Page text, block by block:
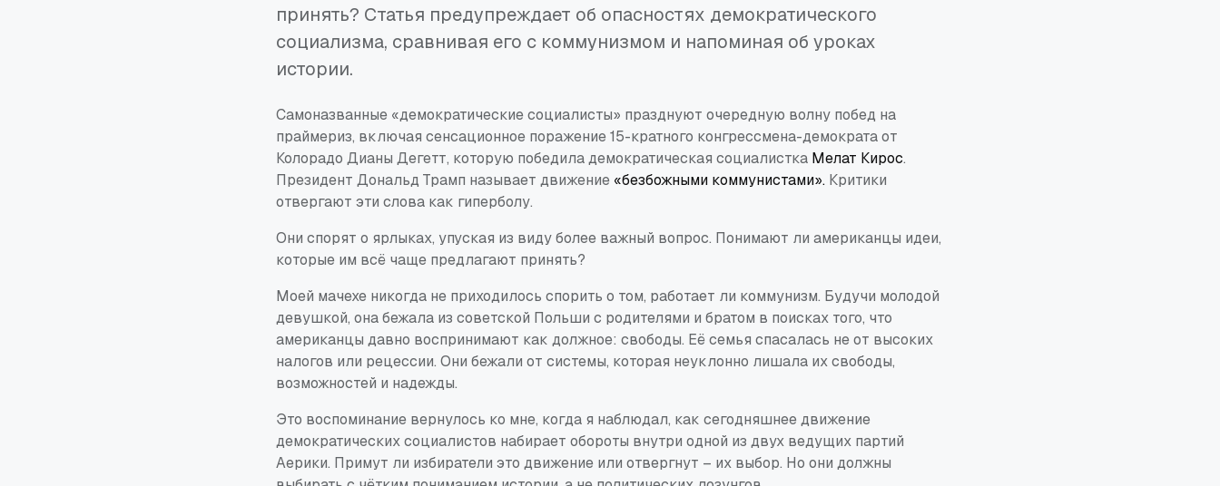
принять? Статья предупреждает об опасностях демократического
социализма, сравнивая его с коммунизмом и напоминая об уроках
истории.
Самоназванные «демократические социалисты» празднуют очередную волну побед на
праймериз, включая сенсационное поражение 15-кратного конгрессмена-демократа от
Колорадо Дианы Дегетт, которую победила демократическая социалистка Мелат Кирос.
Президент Дональд Трамп называет движение «безбожными коммунистами». Критики
отвергают эти слова как гиперболу.
Они спорят о ярлыках, упуская из виду более важный вопрос. Понимают ли американцы идеи,
которые им всё чаще предлагают принять?
Моей мачехе никогда не приходилось спорить о том, работает ли коммунизм. Будучи молодой
девушкой, она бежала из советской Польши с родителями и братом в поисках того, что
американцы давно воспринимают как должное: свободы. Её семья спасалась не от высоких
налогов или рецессии. Они бежали от системы, которая неуклонно лишала их свободы,
возможностей и надежды.
Это воспоминание вернулось ко мне, когда я наблюдал, как сегодняшнее движение
демократических социалистов набирает обороты внутри одной из двух ведущих партий
Аерики. Примут ли избиратели это движение или отвергнут – их выбор. Но они должны